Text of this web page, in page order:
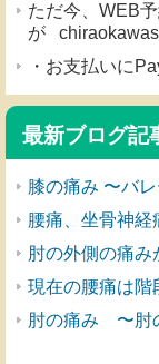
ただ今、WEB
が
・お支払いに
最新ブログ記
膝の痛み 〜バ
腰痛、坐骨神経
肘の外側の痛み
現在の腰痛は階
肘の痛み 〜肘